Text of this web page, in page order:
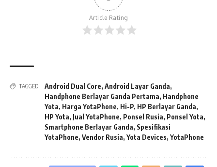
Article Rating
TAGGED: Android Dual Core, Android Layar Ganda,
Handphone Berlayar Ganda Pertama, Handphone
Yota, Harga YotaPhone, Hi-P, HP Berlayar Ganda,
HP Yota, Jual YotaPhone, Ponsel Rusia, Ponsel Yota,
Smartphone Berlayar Ganda, Spesifikasi
YotaPhone, Vendor Rusia, Yota Devices, YotaPhone